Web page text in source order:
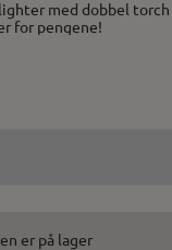
er på lager